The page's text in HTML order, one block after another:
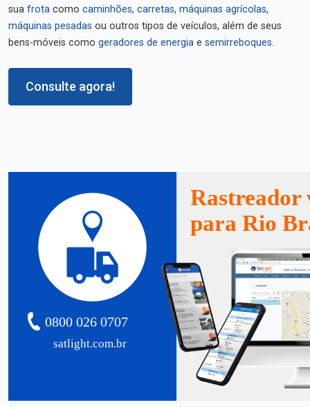
sua frota como caminhões, carretas, máquinas agrícolas,
máquinas pesadas ou outros tipos de veículos, além de seus
bens-móveis como geradores de energia e semirreboques.
Consulte agora!
satlight.com.br
0800 026 0707
Rastreador
para Rio